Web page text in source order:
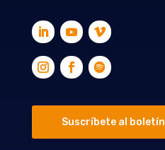
Suscríbete al boletín